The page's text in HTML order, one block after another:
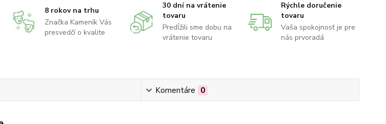
8 rokov na trhu
Značka Kameník Vás
presvedčí o kvalite
30 dní na vrátenie
tovaru
Predĺžili sme dobu na
vrátenie tovaru
Rýchle doručenie
tovaru
Vaša spokojnosť je pre
nás prvoradá
Komentáre 0